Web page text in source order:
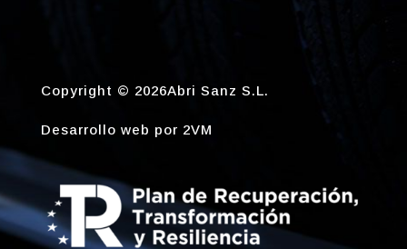
Copyright © 2026Abri Sanz S.L.
Desarrollo web por 2VM